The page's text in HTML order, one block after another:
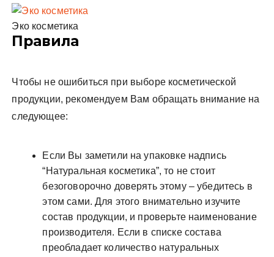
Эко косметика
Правила
Чтобы не ошибиться при выборе косметической
продукции, рекомендуем Вам обращать внимание на
следующее:
Если Вы заметили на упаковке надпись
“Натуральная косметика”, то не стоит
безоговорочно доверять этому – убедитесь в
этом сами. Для этого внимательно изучите
состав продукции, и проверьте наименование
производителя. Если в списке состава
преобладает количество натуральных